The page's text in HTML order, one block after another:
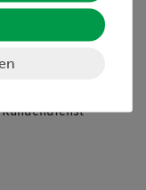
& Showroom
&
Kundendienst